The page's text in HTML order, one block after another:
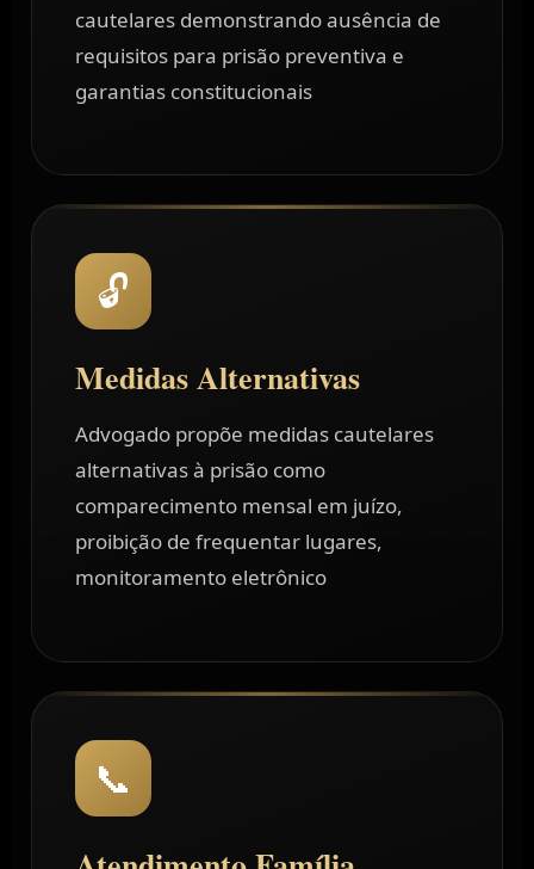
cautelares demonstrando ausência de
requisitos para prisão preventiva e
garantias constitucionais
🔓
Medidas Alternativas
Advogado propõe medidas cautelares
alternativas à prisão como
comparecimento mensal em juízo,
proibição de frequentar lugares,
monitoramento eletrônico
📞